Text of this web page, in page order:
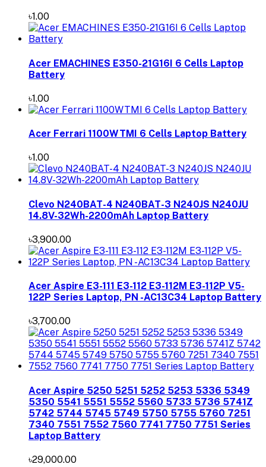
৳1.00
Acer EMACHINES E350-21G16I 6 Cells Laptop
Battery
৳1.00
Acer Ferrari 1100WTMI 6 Cells Laptop Battery
৳1.00
Clevo N240BAT-4 N240BAT-3 N240JS N240JU
14.8V-32Wh-2200mAh Laptop Battery
৳3,900.00
Acer Aspire E3-111 E3-112 E3-112M E3-112P V5-
122P Series Laptop, PN -AC13C34 Laptop Battery
৳3,700.00
Acer Aspire 5250 5251 5252 5253 5336 5349
5350 5541 5551 5552 5560 5733 5736 5741Z
5742 5744 5745 5749 5750 5755 5760 7251
7340 7551 7552 7560 7741 7750 7751 Series
Laptop Battery
৳29,000.00